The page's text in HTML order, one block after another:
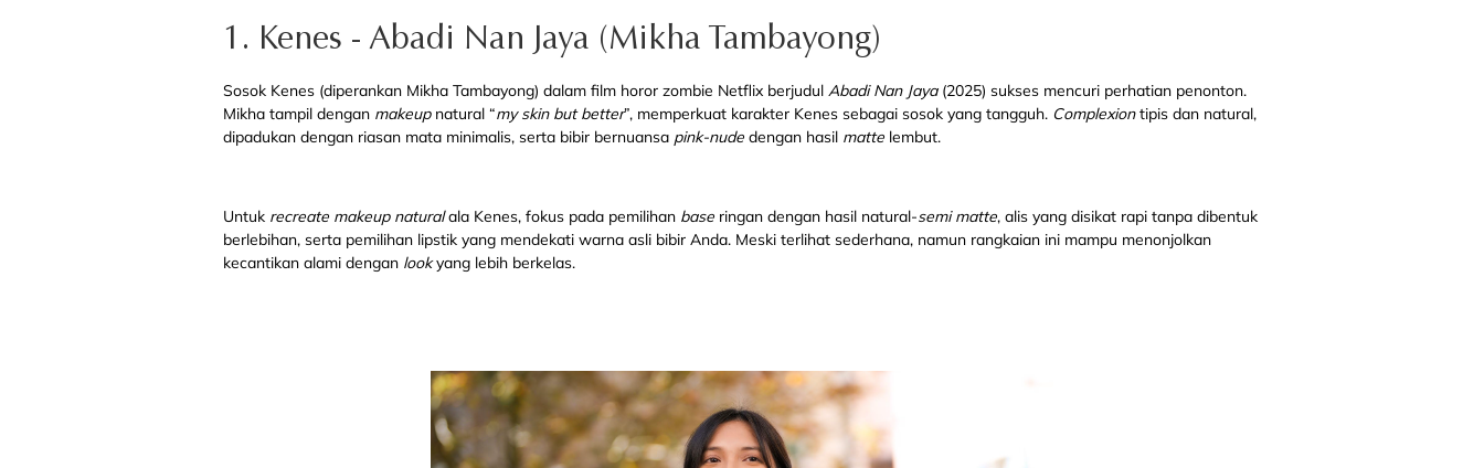
1. Kenes - Abadi Nan Jaya (Mikha Tambayong)
Sosok Kenes (diperankan Mikha Tambayong) dalam film horor zombie Netflix berjudul Abadi Nan Jaya (2025) sukses mencuri perhatian penonton.
Mikha tampil dengan makeup natural “my skin but better”, memperkuat karakter Kenes sebagai sosok yang tangguh. Complexiontipis dan natural,
dipadukan dengan riasan mata minimalis, serta bibir bernuansa pink-nude dengan hasil matte lembut.
Untuk recreate makeup naturalala Kenes, fokus pada pemilihan base ringan dengan hasil natural-semi matte, alis yang disikat rapi tanpa dibentuk
berlebihan, serta pemilihan lipstik yang mendekati warna asli bibir Anda. Meski terlihat sederhana, namun rangkaian ini mampu menonjolkan
kecantikan alami dengan lookyang lebih berkelas.